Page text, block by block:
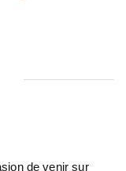
de venir sur